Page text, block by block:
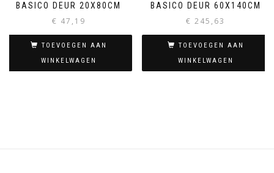
BASICO DEUR 20X80CM
€ 47,19
TOEVOEGEN AAN
WINKELWAGEN
BASICO DEUR 60X140CM
€ 245,63
TOEVOEGEN AAN
WINKELWAGEN